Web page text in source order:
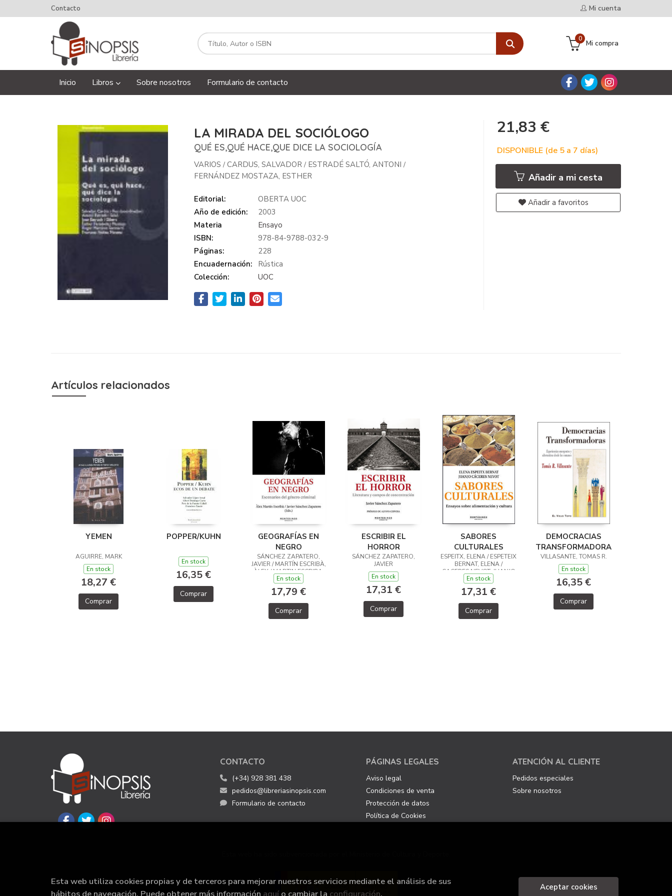
Mi cuenta
Contacto
Mi compra
0
Inicio Libros Sobre nosotros Formulario de contacto
LA MIRADA DEL SOCIÓLOGO
QUÉ ES,QUÉ HACE,QUE DICE LA SOCIOLOGÍA
VARIOS /CARDUS, SALVADOR / ESTRADÉ SALTÓ, ANTONI /
FERNÁNDEZ MOSTAZA, ESTHER
Editorial:
OBERTA UOC
Año de edición:
2003
Materia
Ensayo
ISBN:
978-84-9788-032-9
Páginas:
228
Encuadernación:
Rústica
Colección:
UOC
21,83 €
DISPONIBLE (de 5 a 7 días)
Añadir a mi cesta
Añadir a favoritos
Artículos relacionados
YEMEN
AGUIRRE, MARK
En stock
18,27 €
Comprar
POPPER/KUHN
En stock
16,35 €
Comprar
GEOGRAFÍAS EN
NEGRO
SÁNCHEZ ZAPATERO,
JAVIER / MARTÍN ESCRIBÀ,
ÀLEX / MARTIN ESCRIBA,
ALEX (ED.)
En stock
17,79 €
Comprar
ESCRIBIR EL
HORROR
SÁNCHEZ ZAPATERO,
JAVIER
En stock
17,31 €
Comprar
SABORES
CULTURALES
ESPEITX, ELENA / ESPETEIX
BERNAT, ELENA /
CACERES NEVOT, JUANJO
En stock
17,31 €
Comprar
DEMOCRACIAS
TRANSFORMADORAS
VILLASANTE, TOMAS R.
En stock
16,35 €
Comprar
CONTACTO
(+34) 928 381 438
pedidos@libreriasinopsis.com
Formulario de contacto
PÁGINAS LEGALES
Aviso legal
Condiciones de venta
Protección de datos
Política de Cookies
ATENCIÓN AL CLIENTE
Pedidos especiales
Sobre nosotros
Esta web utiliza cookies propias y de terceros para mejorar nuestros servicios mediante el análisis de sus
hábitos de navegación. Puede obtener más información aquí o cambiar la configuración.
Aceptar cookies